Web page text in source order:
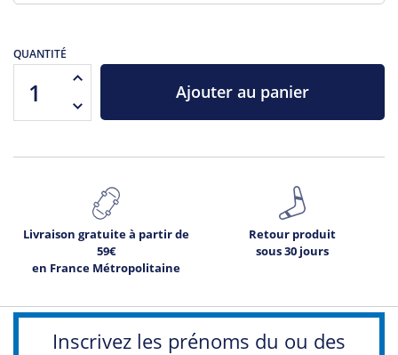
QUANTITÉ
Ajouter au panier
Livraison gratuite à partir de
59€
en France Métropolitaine
Retour produit
sous 30 jours
Inscrivez les prénoms du ou des